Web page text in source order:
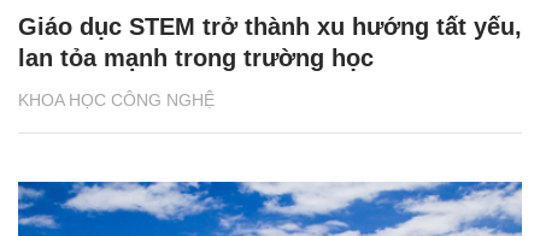
KHOA HỌC CÔNG NGHỆ
Giáo dục STEM trở thành xu hướng tất yếu,
lan tỏa mạnh trong trường học